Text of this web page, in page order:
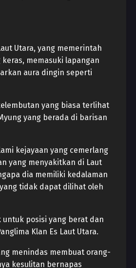
Utara, yang memerintah
memasuki lapangan
aura dingin seperti
yang biasa terlihat
yang berada di barisan
kejayaan yang cemerlang
yang menyakitkan di Laut
dia memiliki kedalaman
tidak dapat dilihat oleh
untuk posisi yang berat dan
Klan Es Laut Utara.
menindas membuat orang-
kesulitan bernapas